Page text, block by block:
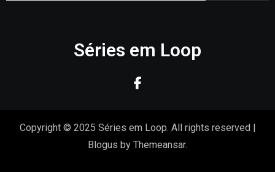
Séries em Loop
Copyright © 2025 Séries em Loop. All rights reserved |
Blogus by Themeansar.